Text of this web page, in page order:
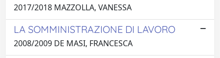
2017/2018 MAZZOLLA, VANESSA
LA SOMMINISTRAZIONE DI LAVORO
2008/2009 DE MASI, FRANCESCA